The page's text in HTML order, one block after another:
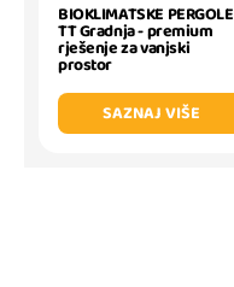
BIOKLIMATSKE PERGOLE
TT Gradnja - premium
rješenje za vanjski
prostor
SAZNAJ VIŠE